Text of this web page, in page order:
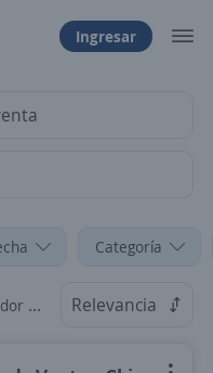
Ingresar
Categoría
Relevancia